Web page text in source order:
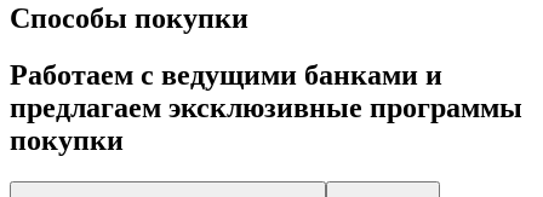
Способы покупки
Работаем с ведущими банками и
предлагаем эксклюзивные программы
покупки